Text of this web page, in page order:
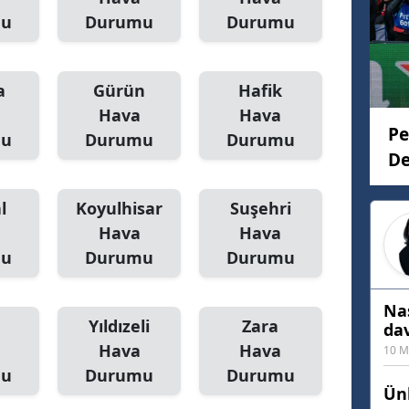
Mersin
Kars
Kayseri
Kütahya
Durumu
Durumu
Gürün
Hava
Durumu
Hafik
Hava
Durumu
Koyulhisar
Hava
Durumu
Suşehri
Hava
Durumu
Yıldızeli
Hava
Durumu
Zara
Hava
Durumu
10